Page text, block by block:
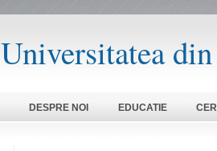
Universitatea
DESPRE NOI EDUCATIE